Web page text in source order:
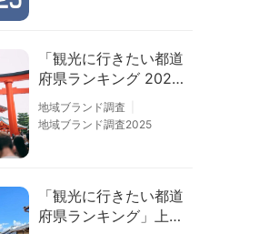
「観光に行きたい都道
府県ランキング 202
6」京都は低下、神奈
川上昇
地域ブランド調査
地域ブランド調査2025
「観光に行きたい都道
府県ランキング」上位